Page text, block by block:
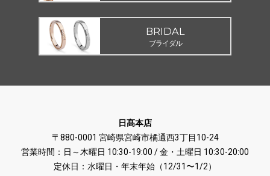
BRIDAL
ブライダル
日髙本店
〒880-0001 宮崎県宮崎市橘通西3丁目10-24
営業時間：日～木曜日 10:30-19:00 / 金・土曜日 10:30-20:00
定休日：水曜日・年末年始（12/31〜1/2）